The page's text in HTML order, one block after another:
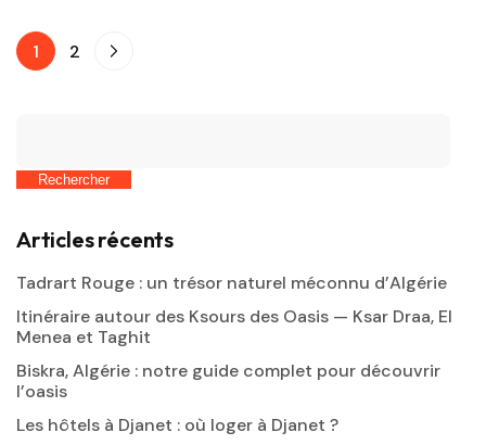
1 2
Rechercher
Articles récents
Tadrart Rouge : un trésor naturel méconnu d’Algérie
Itinéraire autour des Ksours des Oasis — Ksar Draa, El
Menea et Taghit
Biskra, Algérie : notre guide complet pour découvrir
l’oasis
Les hôtels à Djanet : où loger à Djanet ?